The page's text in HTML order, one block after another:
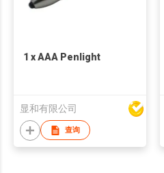
1 x AAA Penlight
显和有限公司
查询